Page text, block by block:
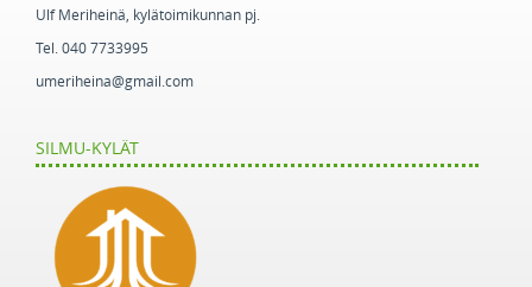
Ulf Meriheinä, kylätoimikunnan pj.
Tel. 040 7733995
umeriheina@gmail.com
SILMU-KYLÄT